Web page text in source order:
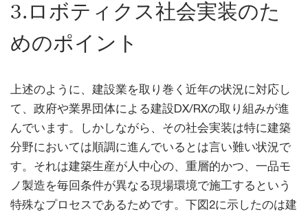
3.ロボティクス社会実装のた
めのポイント
上述のように、建設業を取り巻く近年の状況に対応し
て、政府や業界団体による建設DX/RXの取り組みが進
んでいます。しかしながら、その社会実装は特に建築
分野においては順調に進んでいるとは言い難い状況で
す。それは建築生産が人中心の、重層的かつ、一品モ
ノ製造を毎回条件が異なる現場環境で施工するという
特殊なプロセスであるためです。下図2に示したのは建